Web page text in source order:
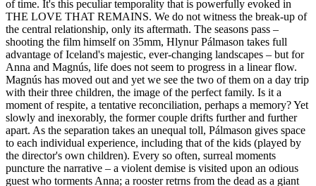
of time. It's this peculiar temporality that is powerfully evoked in
THE LOVE THAT REMAINS. We do not witness the break-up of
the central relationship, only its aftermath. The seasons pass –
shooting the film himself on 35mm, Hlynur Pálmason takes full
advantage of Iceland's majestic, ever-changing landscapes – but for
Anna and Magnús, life does not seem to progress in a linear flow.
Magnús has moved out and yet we see the two of them on a day trip
with their three children, the image of the perfect family. Is it a
moment of respite, a tentative reconciliation, perhaps a memory? Yet
slowly and inexorably, the former couple drifts further and further
apart. As the separation takes an unequal toll, Pálmason gives space
to each individual experience, including that of the kids (played by
the director's own children). Every so often, surreal moments
puncture the narrative – a violent demise is visited upon an odious
guest who torments Anna; a rooster retrns from the dead as a giant